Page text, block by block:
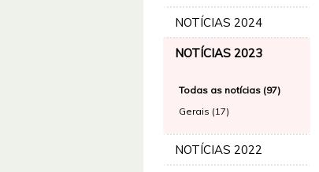
NOTÍCIAS 2024
NOTÍCIAS 2023
Todas as notícias (97)
Gerais (17)
NOTÍCIAS 2022